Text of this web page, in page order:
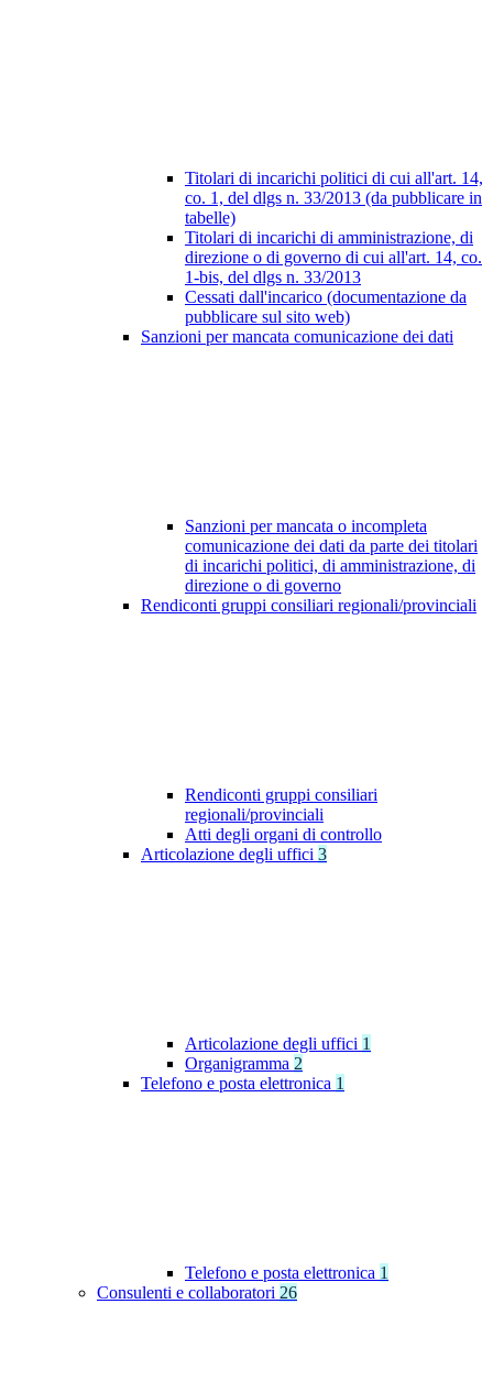
Titolari di incarichi politici di cui all'art. 14,
co. 1, del dlgs n. 33/2013 (da pubblicare in
tabelle)
Titolari di incarichi di amministrazione, di
direzione o di governo di cui all'art. 14, co.
1-bis, del dlgs n. 33/2013
Cessati dall'incarico (documentazione da
pubblicare sul sito web)
Sanzioni per mancata comunicazione dei dati
Sanzioni per mancata o incompleta
comunicazione dei dati da parte dei titolari
di incarichi politici, di amministrazione, di
direzione o di governo
Rendiconti gruppi consiliari regionali/provinciali
Rendiconti gruppi consiliari
regionali/provinciali
Atti degli organi di controllo
Articolazione degli uffici 3
Articolazione degli uffici 1
Organigramma 2
Telefono e posta elettronica 1
Telefono e posta elettronica 1
Consulenti e collaboratori 26